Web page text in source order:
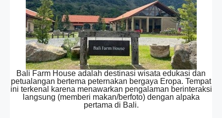
Bali Farm House adalah destinasi wisata edukasi dan
petualangan bertema peternakan bergaya Eropa. Tempat
ini terkenal karena menawarkan pengalaman berinteraksi
langsung (memberi makan/berfoto) dengan alpaka
pertama di Bali.